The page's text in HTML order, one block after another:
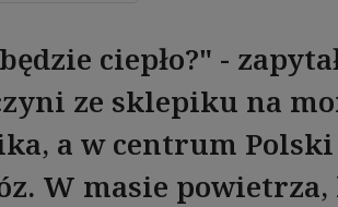
ciepło?" -
ze sklepiku na
a w centrum
W masie powietrza,